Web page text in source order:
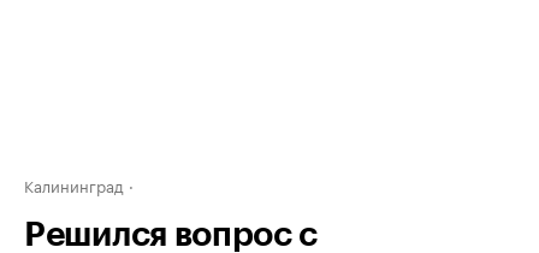
Калининград
Решился вопрос с